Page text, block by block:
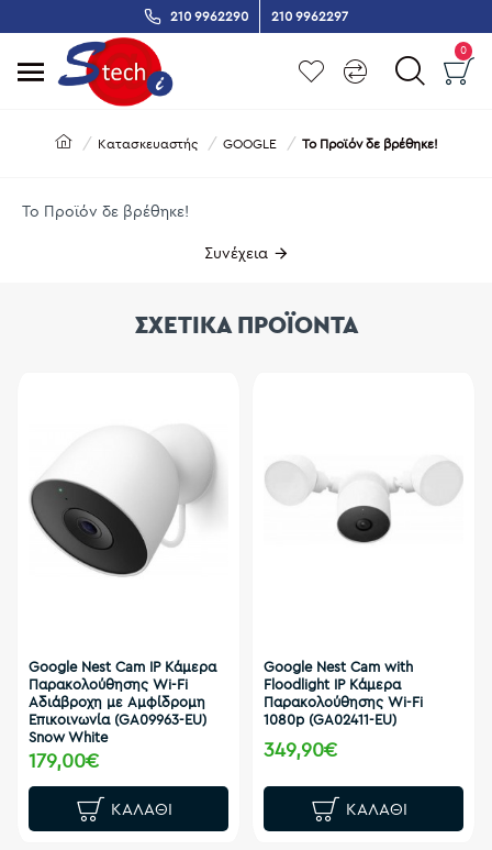
210 9962290 210 9962297
0
Κατασκευαστής GOOGLE Το Προϊόν δε βρέθηκε!
Το Προϊόν δε βρέθηκε!
Συνέχεια
ΣΧΕΤΙΚΑ ΠΡΟΪΟΝΤΑ
Google Nest Cam IP Κάμερα
Παρακολούθησης Wi-Fi
Αδιάβροχη με Αμφίδρομη
Επικοινωνία (GA09963-EU)
Snow White
179,00€
ΚΑΛΆΘΙ
Google Nest Cam with
Floodlight IP Κάμερα
Παρακολούθησης Wi-Fi
1080p (GA02411-EU)
349,90€
ΚΑΛΆΘΙ